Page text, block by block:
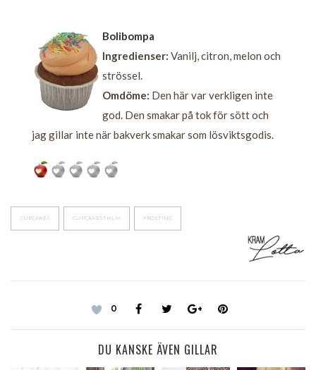
Bolibompa
Ingredienser: Vanilj, citron, melon och
strössel.
Omdöme: Den här var verkligen inte
god. Den smakar på tok för sött och
jag gillar inte när bakverk smakar som lösviktsgodis.
CUPCAKES CUPCAKESTHLM FROSTING
0
DU KANSKE ÄVEN GILLAR